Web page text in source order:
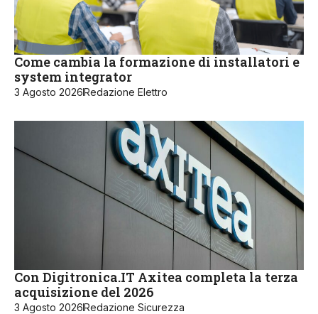
Come cambia la formazione di installatori e
system integrator
3 Agosto 2026Redazione Elettro
Con Digitronica.IT Axitea completa la terza
acquisizione del 2026
3 Agosto 2026Redazione Sicurezza